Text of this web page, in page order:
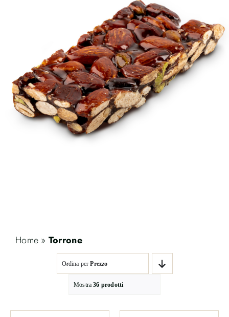
Home » Torrone
Ordina perPrezzo
Mostra36 prodotti